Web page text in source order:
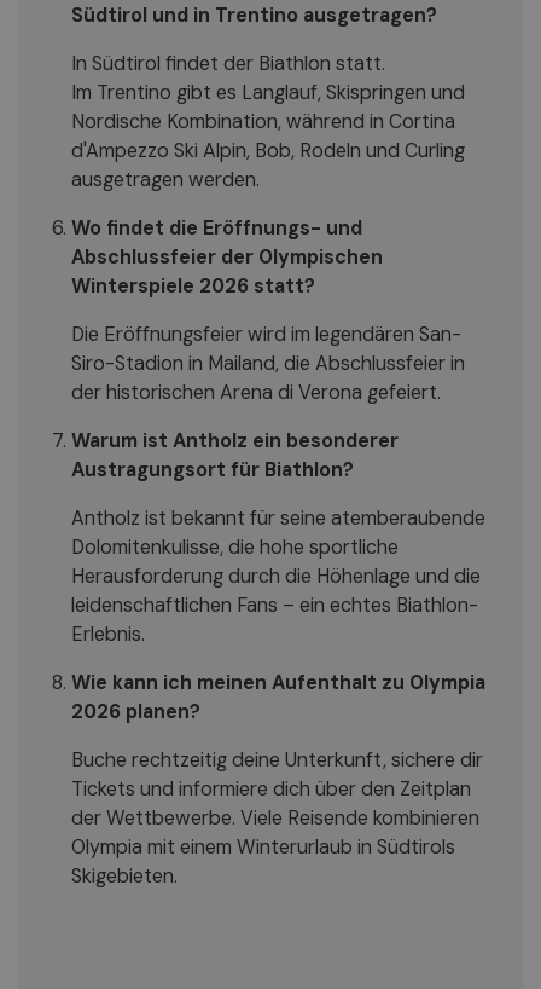
Südtirol und in Trentino ausgetragen?
In Südtirol findet der Biathlon statt.
Im Trentino gibt es Langlauf, Skispringen und
Nordische Kombination, während in Cortina
d'Ampezzo Ski Alpin, Bob, Rodeln und Curling
ausgetragen werden.
Wo findet die Eröffnungs- und
Abschlussfeier der Olympischen
Winterspiele 2026 statt?
Die Eröffnungsfeier wird im legendären San-
Siro-Stadion in Mailand, die Abschlussfeier in
der historischen Arena di Verona gefeiert.
Warum ist Antholz ein besonderer
Austragungsort für Biathlon?
Antholz ist bekannt für seine atemberaubende
Dolomitenkulisse, die hohe sportliche
Herausforderung durch die Höhenlage und die
leidenschaftlichen Fans – ein echtes Biathlon-
Erlebnis.
Wie kann ich meinen Aufenthalt zu Olympia
2026 planen?
Buche rechtzeitig deine Unterkunft, sichere dir
Tickets und informiere dich über den Zeitplan
der Wettbewerbe. Viele Reisende kombinieren
Olympia mit einem Winterurlaub in Südtirols
Skigebieten.